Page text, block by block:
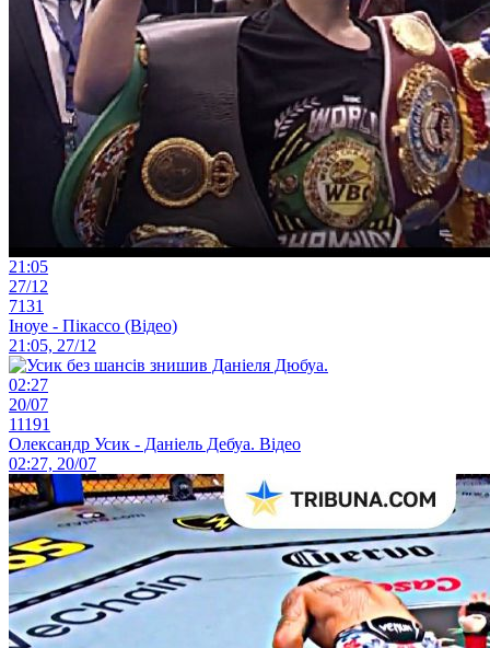
21:05
27/12
7131
Іноуе - Пікассо (Відео)
21:05, 27/12
02:27
20/07
11191
Олександр Усик - Даніель Дебуа. Відео
02:27, 20/07